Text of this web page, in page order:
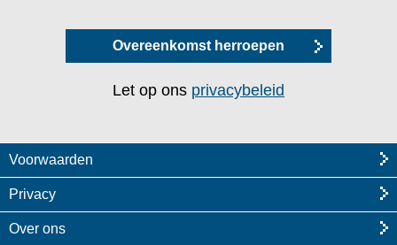
Overeenkomst herroepen
Let op ons privacybeleid
Voorwaarden
Privacy
Over ons